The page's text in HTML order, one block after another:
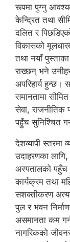
रूपमा पुग्नु
केन्द्रित तथा
दलित र
विकासको
तथा नयाँ
राख्छन् भने
अपरिहार्य हुन्छ।
समानतामा
सेवा, राजनीतिक
पहुँच सुनिश्चित
देशव्यापी स्तरमा
उदाहरणका
अस्पतालको पहुँच
कार्यक्रम तथा
सशक्तीकरण
पुल र भवन
असमानता कम
नागरिकको